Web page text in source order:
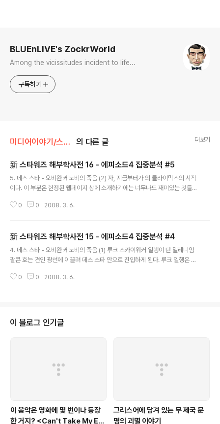
BLUEnLIVE's ZockrWorld
Among the vicissitudes incident to life...
구독하기
미디어이야기/스타워즈 의 다른 글 더보기
新 스타워즈 해부학사전 16 - 에피소드4 집중분석 #5
5. 데스 스타 - 오비완 케노비의 죽음 (2) 자, 지금부터가 의 클라이막스의 시작
이다. 이 부분은 한정된 웹페이지 상에 소개하기에는 너무나도 재미있는 것들이
칭' 스타워즈 전문가라고 하는 레오나르도 말틴(영화팬들이 알고 있는 레너드
에 대한 대답도 포함되어 있다. 이 글은 영화 컬럼니스트이신 김정대 님께서 nKi
no에 연재하셨던 것을 김정대 님의 허락 하에 게시한 것입니다. 新 스타워즈 해
부학사전 (16) - 스타워즈 에피소드 4 - 새로운 희망 집중 분석(5).pdf ※..
0 0 2008. 3. 6.
新 스타워즈 해부학사전 15 - 에피소드4 집중분석 #4
4. 데스 스타 - 오비완 케노비의 죽음 (1) 루크 스카이워커 일행이 탄 밀레니엄
팔콘 호는 견인 광선에 이끌려 데스 스타 안으로 진입하게 된다. 루크 일행은 감
퍼들에게 쫓기는 신세가 된다. 쫓고 쫓기는 추격전 끝에 루크 일행은 밀레니엄
학사전 (15) - 스타워즈 에피소드 4 - 새로운 희망 집중 분석(4).pdf ※ 이 글을
읽기 위해서는 Acrobat reader 또는 Foxit reader 가..
0 0 2008. 3. 6.
이 블로그 인기글
이 음악은 영화에 몇 번이나 등장
한 거지? <Can't Take My Eye
그리스어에 담겨 있는 무 제국 문
명의 괴멸 이야기